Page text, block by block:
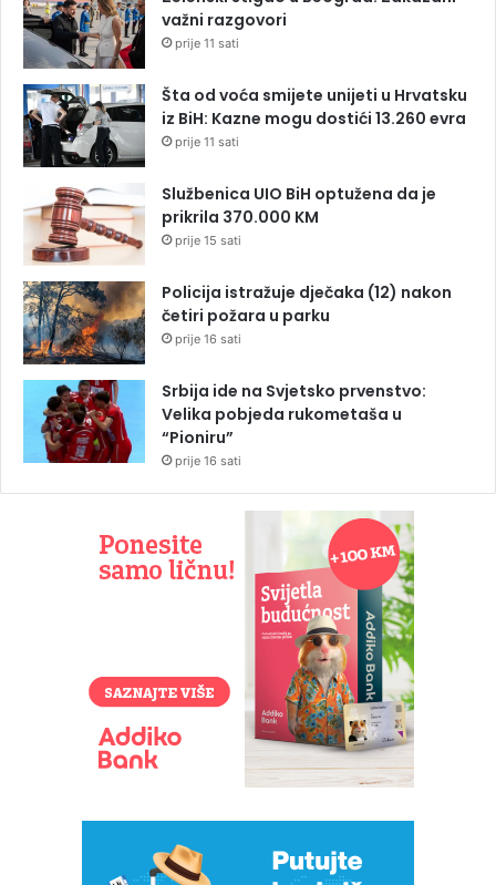
važni razgovori
prije 11 sati
Šta od voća smijete unijeti u Hrvatsku
iz BiH: Kazne mogu dostići 13.260 evra
prije 11 sati
Službenica UIO BiH optužena da je
prikrila 370.000 KM
prije 15 sati
Policija istražuje dječaka (12) nakon
četiri požara u parku
prije 16 sati
Srbija ide na Svjetsko prvenstvo:
Velika pobjeda rukometaša u
“Pioniru”
prije 16 sati